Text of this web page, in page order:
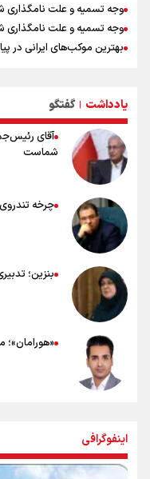
وجه تسمیه و علت نامگذاری
وجه تسمیه و علت نامگذاری
بهترین موکب‌های ایرانی در
۲۰ نکته دوستانه درباره پیاده روی اربعین و عراقی ها
یادداشت | گفتگو
آقای
شماست
چرخه
بنزین؛
«هورامان»؛
اینفوگرافی